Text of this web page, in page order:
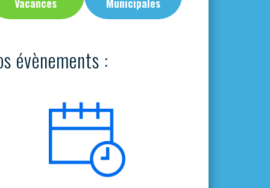
évènements :